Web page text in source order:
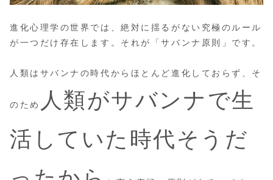
進化心理学の世界では、絶対に揺るがない究極のルール
が一つだけ存在します。それが「サバンナ原則」です。
人類はサバンナの時代からほとんど進化しておらず、そ
のため 人類がサバンナ で生
活していた 時代そうだ